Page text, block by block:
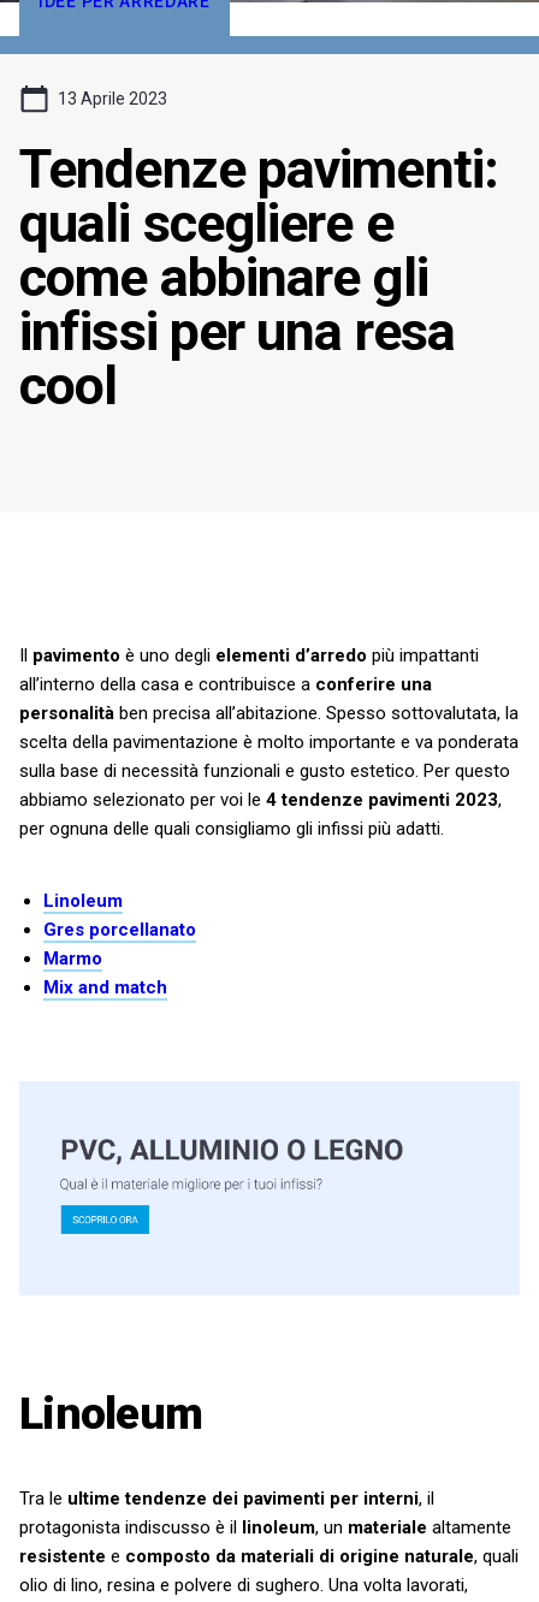
13 Aprile 2023
Tendenze pavimenti:
quali scegliere e
come abbinare gli
infissi per una resa
cool
Il pavimento è uno degli elementi d’arredo più impattanti
all’interno della casa e contribuisce a conferire una
personalità ben precisa all’abitazione. Spesso sottovalutata, la
scelta della pavimentazione è molto importante e va ponderata
sulla base di necessità funzionali e gusto estetico. Per questo
abbiamo selezionato per voi le 4 tendenze pavimenti 2023,
per ognuna delle quali consigliamo gli infissi più adatti.
Linoleum
Gres porcellanato
Marmo
Mix and match
Linoleum
Tra le ultime tendenze dei pavimenti per interni, il
protagonista indiscusso è il linoleum, un materiale altamente
resistente e composto da materiali di origine naturale, quali
olio di lino, resina e polvere di sughero. Una volta lavorati,